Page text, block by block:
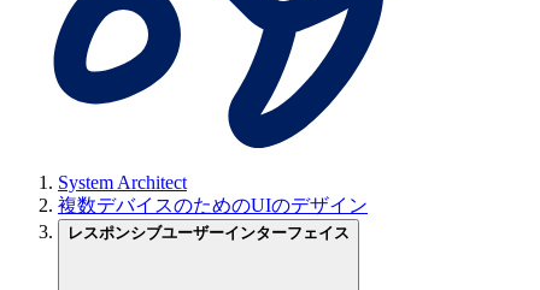
System Architect
複数デバイスのためのUIのデザイン
レスポンシブユーザーインターフェイス